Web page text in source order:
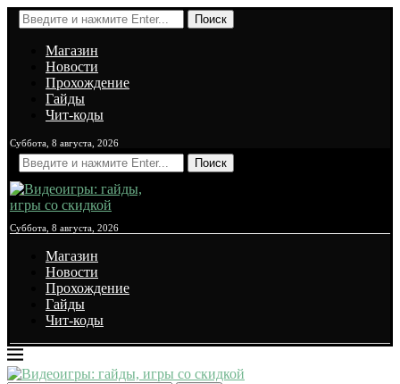
Поиск
Магазин
Новости
Прохождение
Гайды
Чит-коды
Суббота, 8 августа, 2026
Поиск
Суббота, 8 августа, 2026
Магазин
Новости
Прохождение
Гайды
Чит-коды